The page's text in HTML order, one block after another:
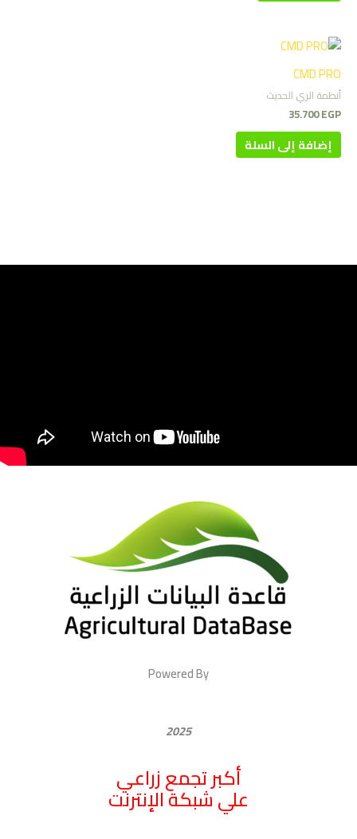
CMD PRO
أنظمة الري الحديث
35.700EGP
إضافة إلى السلة
Powered By
2025
أكبر تجمع زراعي
علي شبكة الإنترنت